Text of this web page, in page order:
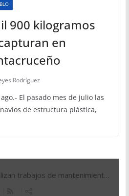
900 kilogramos
en
Rodríguez
El pasado mes de julio las
de estructura plástica,